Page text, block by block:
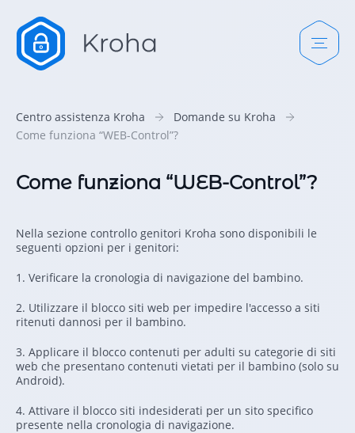
Centro assistenza Kroha
Domande su Kroha
Come funziona “WEB-Control”?
Come funziona “WEB-Control”?
Nella sezione controllo genitori Kroha sono disponibili le
seguenti opzioni per i genitori:
1. Verificare la cronologia di navigazione del bambino.
2. Utilizzare il blocco siti web per impedire l'accesso a siti
ritenuti dannosi per il bambino.
3. Applicare il blocco contenuti per adulti su categorie di siti
web che presentano contenuti vietati per il bambino (solo su
Android).
4. Attivare il blocco siti indesiderati per un sito specifico
presente nella cronologia di navigazione.